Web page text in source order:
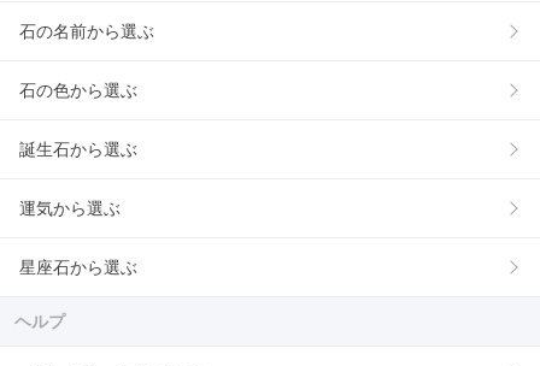
石の名前から選ぶ
石の色から選ぶ
誕生石から選ぶ
運気から選ぶ
星座石から選ぶ
ヘルプ